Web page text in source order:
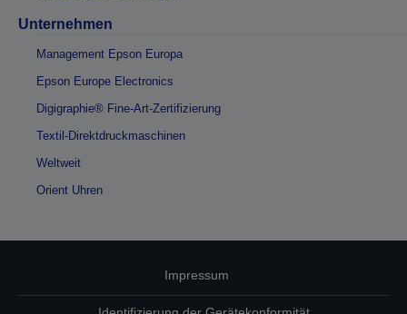
Unternehmen
Management Epson Europa
Epson Europe Electronics
Digigraphie® Fine-Art-Zertifizierung
Textil-Direktdruckmaschinen
Weltweit
Orient Uhren
Impressum